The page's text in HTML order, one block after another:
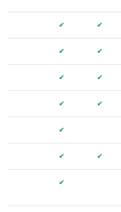
✔
✔
✔
✔
✔
✔
✔
✔
✔
✔
✔
✔